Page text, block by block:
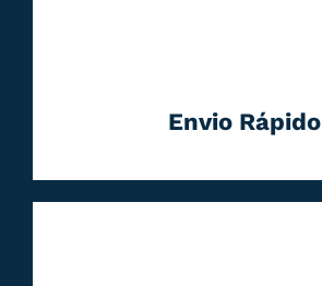
Envio Rápido